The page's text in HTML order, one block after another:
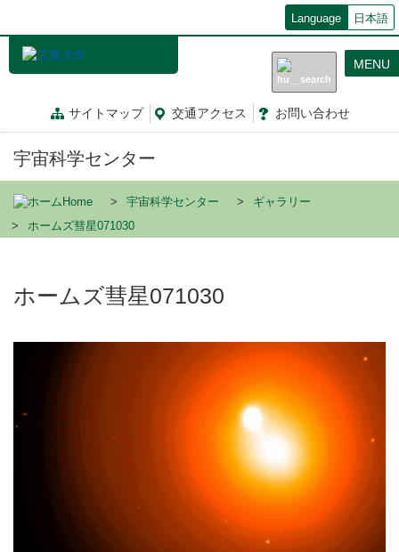
Language 日本語
サイトマップ 交通アクセス お問い合わせ
MENU
宇宙科学センター
Home 宇宙科学センター
ギャラリー
ホームズ彗星071030
ホームズ彗星071030